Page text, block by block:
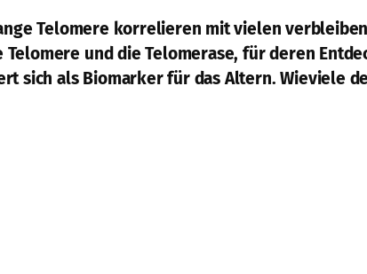
Telomere korrelieren mit vielen
und die Telomerase, für deren
sich als Biomarker für das Altern. Wieviele